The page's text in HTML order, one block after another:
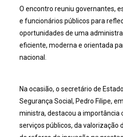
O encontro reuniu governantes,
e funcionários públicos para
oportunidades de uma
eficiente, moderna e orientada
nacional.
Na ocasião, o secretário de
Segurança Social, Pedro Filipe,
ministra, destacou a importância
serviços públicos, da valorização